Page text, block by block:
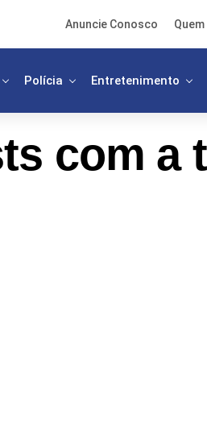
Anuncie Conosco
Polícia Entretenimento
com